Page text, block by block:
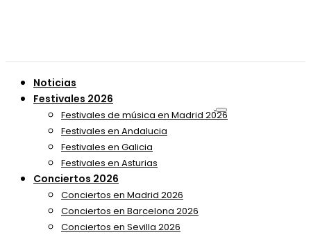
Noticias
Festivales 2026
Festivales de música en Madrid 2026
Festivales en Andalucia
Festivales en Galicia
Festivales en Asturias
Conciertos 2026
Conciertos en Madrid 2026
Conciertos en Barcelona 2026
Conciertos en Sevilla 2026